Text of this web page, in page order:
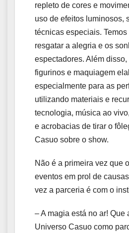
repleto de cores e
uso de efeitos luminosos,
técnicas especiais.
resgatar a alegria e os
espectadores. Além disso,
figurinos e maquiagem
especialmente para as
utilizando materiais e
tecnologia, música ao
e acrobacias de tirar o
Casuo sobre o show.
Não é a primeira vez que
eventos em prol de
vez a parceria é com o
– A magia está no ar! Que
Universo Casuo como